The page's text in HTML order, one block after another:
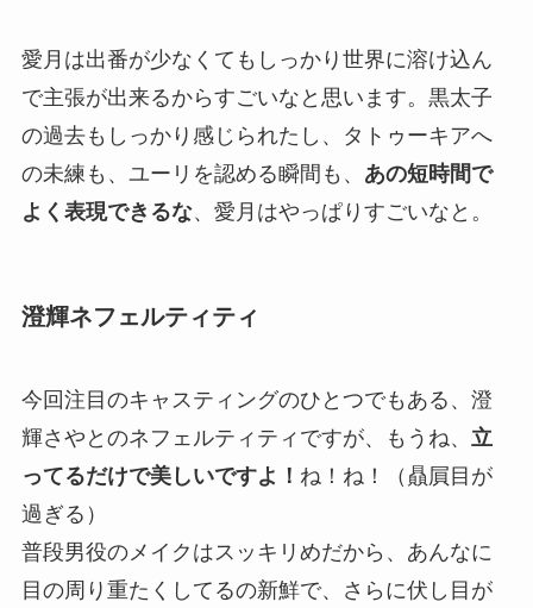
愛月は出番が少なくてもしっかり世界に溶け込ん
で主張が出来るからすごいなと思います。黒太子
の過去もしっかり感じられたし、タトゥーキアへ
の未練も、ユーリを認める瞬間も、 あの短時間で
よく表現できるな、愛月はやっぱりすごいなと。
澄輝ネフェルティティ
今回注目のキャスティングのひとつでもある、澄
輝さやとのネフェルティティですが、もうね、 立
ってるだけで美しいですよ！ ね！ね！（贔屓目が
過ぎる）
普段男役のメイクはスッキリめだから、あんなに
目の周り重たくしてるの新鮮で、さらに伏し目が